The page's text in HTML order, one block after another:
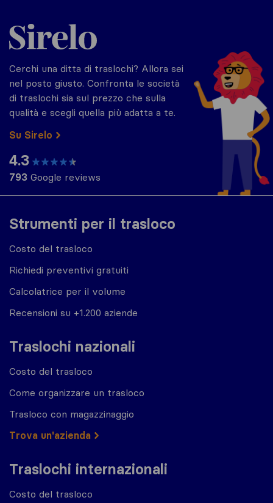
Strumenti per il trasloco
Costo del trasloco
Richiedi preventivi gratuiti
Calcolatrice per il volume
Recensioni su +1.200 aziende
Traslochi nazionali
Costo del trasloco
Come organizzare un trasloco
Trasloco con magazzinaggio
Trova un'azienda
Traslochi internazionali
Costo del trasloco
Sirelo.it
Cerchi una ditta di traslochi? Allora sei
nel posto giusto. Confronta le società
di traslochi sia sul prezzo che sulla
qualità e scegli quella più adatta a te.
Su Sirelo
4.3
793 Google reviews